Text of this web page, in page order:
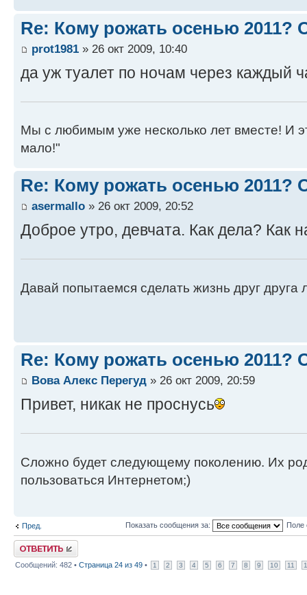
Re: Кому рожать осенью 2011?
prot1981 » 26 окт 2009, 10:40
да уж туалет по ночам через каждый
Мы с любимым уже несколько лет вместе! И
мало!"
Re: Кому рожать осенью 2011?
asermallo » 26 окт 2009, 20:52
Доброе утро, девчата. Как дела? Как
Давай попытаемся сделать жизнь друг друга
Re: Кому рожать осенью 2011?
Вова Алекс Перегуд » 26 окт 2009, 20:59
Привет, никак не проснусь
Сложно будет следующему поколению. Их
пользоваться Интернетом;)
Пред. Показать сообщения за: Поле
Ответить
Сообщений: 482 • Страница 24 из 49 • 1 2 3 4 5 6 7 8 9 10 11